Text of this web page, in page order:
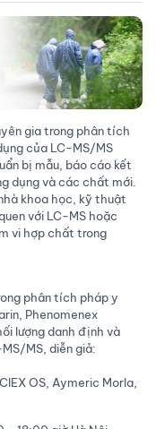
gia trong phân tích
của LC-MS/MS
bị mẫu, báo cáo kết
dụng và các chất mới.
khoa học, kỹ thuật
với LC-MS hoặc
vi hợp chất trong
phân tích pháp y
Phenomenex
lượng danh định và
MS, diễn giả:
OS, Aymeric Morla,